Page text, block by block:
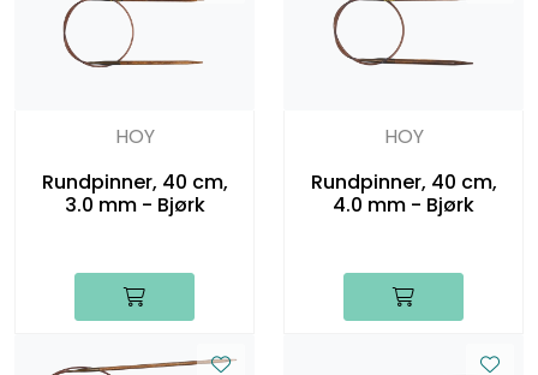
HOY
Rundpinner, 40 cm,
3.0 mm - Bjørk
HOY
Rundpinner, 40 cm,
4.0 mm - Bjørk